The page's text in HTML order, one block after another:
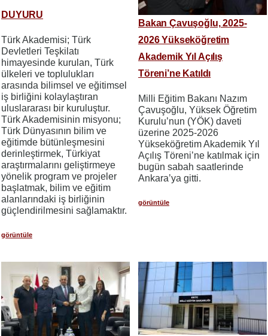
DUYURU
Türk Akademisi; Türk
Devletleri Teşkilatı
himayesinde kurulan, Türk
ülkeleri ve toplulukları
arasında bilimsel ve eğitimsel
iş birliğini kolaylaştıran
uluslararası bir kuruluştur.
Türk Akademisinin misyonu;
Türk Dünyasının bilim ve
eğitimde bütünleşmesini
derinleştirmek, Türkiyat
araştırmalarını geliştirmeye
yönelik program ve projeler
başlatmak, bilim ve eğitim
alanlarındaki iş birliğinin
güçlendirilmesini sağlamaktır.
görüntüle
Bakan Çavuşoğlu, 2025-
2026 Yükseköğretim
Akademik Yıl Açılış
Töreni’ne Katıldı
Milli Eğitim Bakanı Nazım
Çavuşoğlu, Yüksek Öğretim
Kurulu’nun (YÖK) daveti
üzerine 2025-2026
Yükseköğretim Akademik Yıl
Açılış Töreni’ne katılmak için
bugün sabah saatlerinde
Ankara’ya gitti.
görüntüle